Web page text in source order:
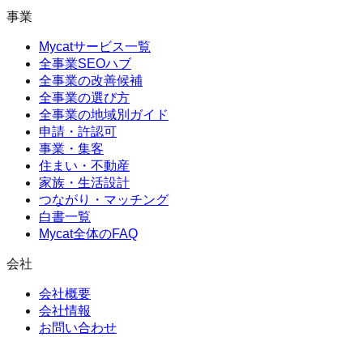
事業
Mycatサービス一覧
全事業SEOハブ
全事業の改善候補
全事業の選び方
全事業の地域別ガイド
申請・許認可
事業・集客
住まい・不動産
家族・生活設計
つながり・マッチング
白書一覧
Mycat全体のFAQ
会社
会社概要
会社情報
お問い合わせ